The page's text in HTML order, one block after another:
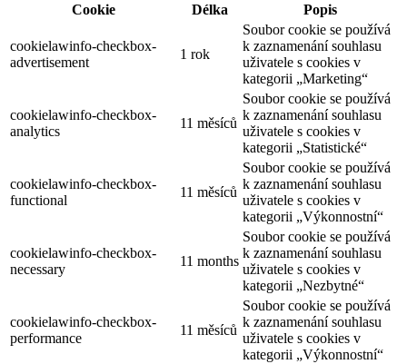
Cookie
Délka Popis
cookielawinfo-checkbox-
advertisement
1 rok
Soubor cookie se používá
k zaznamenání souhlasu
uživatele s cookies v
kategorii „Marketing“
cookielawinfo-checkbox-
analytics
11 měsíců
Soubor cookie se používá
k zaznamenání souhlasu
uživatele s cookies v
kategorii „Statistické“
cookielawinfo-checkbox-
functional
11 měsíců
Soubor cookie se používá
k zaznamenání souhlasu
uživatele s cookies v
kategorii „Výkonnostní“
cookielawinfo-checkbox-
necessary
11 months
Soubor cookie se používá
k zaznamenání souhlasu
uživatele s cookies v
kategorii „Nezbytné“
cookielawinfo-checkbox-
performance
11 měsíců
Soubor cookie se používá
k zaznamenání souhlasu
uživatele s cookies v
kategorii „Výkonnostní“